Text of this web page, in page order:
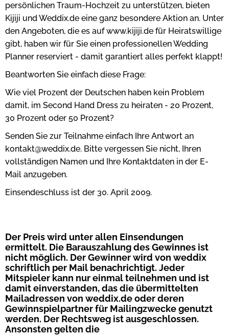
persönlichen Traum-Hochzeit zu unterstützen, bieten
Kijiji und Weddix.de eine ganz besondere Aktion an. Unter
den Angeboten, die es auf www.kijiji.de für Heiratswillige
gibt, haben wir für Sie einen professionellen Wedding
Planner reserviert - damit garantiert alles perfekt klappt!
Beantworten Sie einfach diese Frage:
Wie viel Prozent der Deutschen haben kein Problem
damit, im Second Hand Dress zu heiraten - 20 Prozent,
30 Prozent oder 50 Prozent?
Senden Sie zur Teilnahme einfach Ihre Antwort an
kontakt@weddix.de. Bitte vergessen Sie nicht, Ihren
vollständigen Namen und Ihre Kontaktdaten in der E-
Mail anzugeben.
Einsendeschluss ist der 30. April 2009.
Der Preis wird unter allen Einsendungen
ermittelt. Die Barauszahlung des Gewinnes ist
nicht möglich. Der Gewinner wird von weddix
schriftlich per Mail benachrichtigt. Jeder
Mitspieler kann nur einmal teilnehmen und ist
damit einverstanden, das die übermittelten
Mailadressen von weddix.de oder deren
Gewinnspielpartner für Mailingzwecke genutzt
werden. Der Rechtsweg ist ausgeschlossen.
Ansonsten gelten die